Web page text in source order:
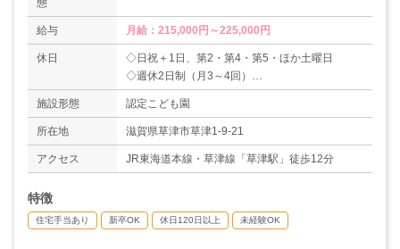
態
給与 月給：215,000円～225,000円
休日
◇日祝＋1日、第2・第4・第5・ほか土曜日
◇週休2日制（月3～4回）
◇夏季休暇（3日）
◇年末年始休暇（6日）
◇有給休暇
＊年間休日数120日
施設形態 認定こども園
所在地 滋賀県草津市草津1-9-21
アクセス JR東海道本線・草津線「草津駅」徒歩12分
特徴
住宅手当あり 新卒OK 休日120日以上 未経験OK